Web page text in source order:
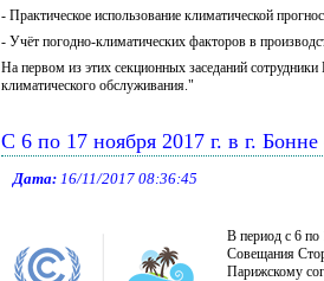
- Практическое использование климатической
- Учёт погодно-климатических факторов в
На первом из этих секционных заседаний
климатического обслуживания."
C 6 по 17 ноября 2017 г. в г.
Дата: 16/11/2017 08:36:45
В период с 6
Совещания
Парижскому